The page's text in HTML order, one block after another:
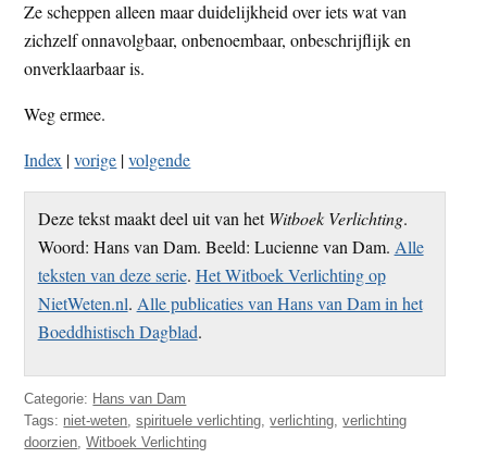
Ze scheppen alleen maar duidelijkheid over iets wat van
zichzelf onnavolgbaar, onbenoembaar, onbeschrijflijk en
onverklaarbaar is.
Weg ermee.
Index |vorige |volgende
Deze tekst maakt deel uit van hetWitboek Verlichting.
Woord: Hans van Dam. Beeld: Lucienne van Dam. Alle
teksten van deze serie. Het Witboek Verlichting op
NietWeten.nl. Alle publicaties van Hans van Dam in het
Boeddhistisch Dagblad.
Categorie: Hans van Dam
Tags: niet-weten,spirituele verlichting,verlichting,verlichting
doorzien,Witboek Verlichting